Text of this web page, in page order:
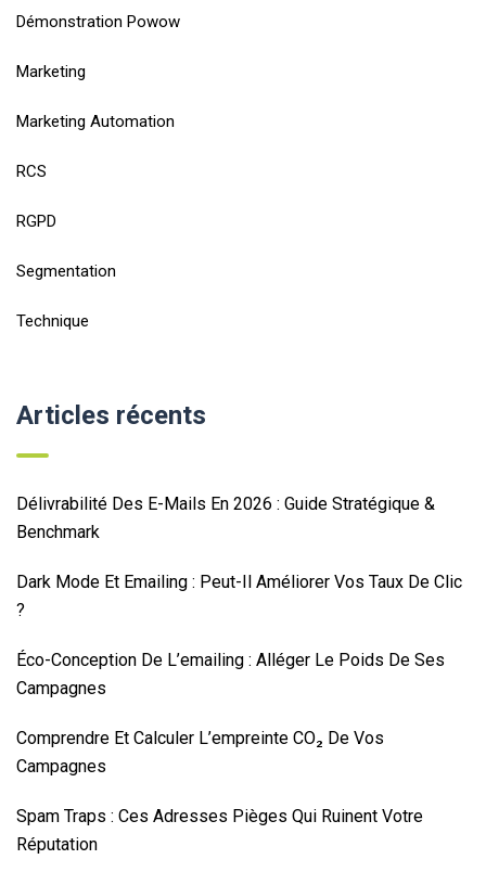
Démonstration Powow
Marketing
Marketing Automation
RCS
RGPD
Segmentation
Technique
Articles récents
Délivrabilité Des E-Mails En 2026 : Guide Stratégique &
Benchmark
Dark Mode Et Emailing : Peut-Il Améliorer Vos Taux De Clic
?
Éco-Conception De L’emailing : Alléger Le Poids De Ses
Campagnes
Comprendre Et Calculer L’empreinte CO₂ De Vos
Campagnes
Spam Traps : Ces Adresses Pièges Qui Ruinent Votre
Réputation